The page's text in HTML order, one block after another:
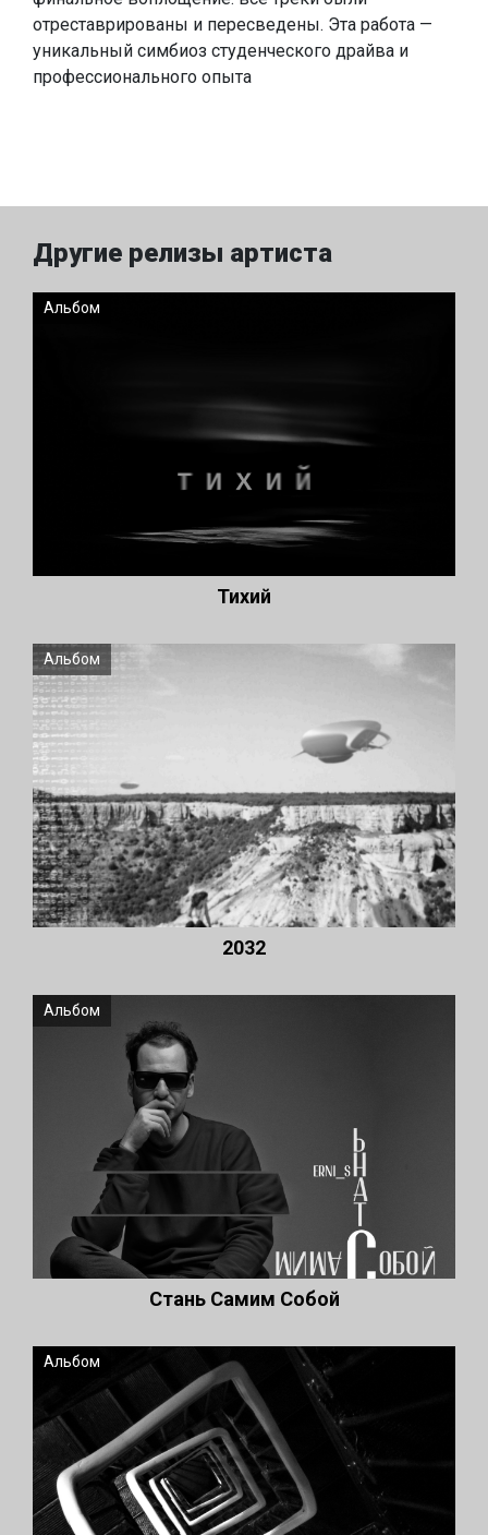
отреставрированы и пересведены. Эта работа —
уникальный симбиоз студенческого драйва и
профессионального опыта
Другие релизы артиста
Альбом
Тихий
Альбом
2032
Альбом
Стань Самим Собой
Альбом